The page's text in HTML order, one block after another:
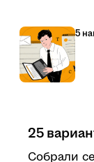
5
25
Собрали